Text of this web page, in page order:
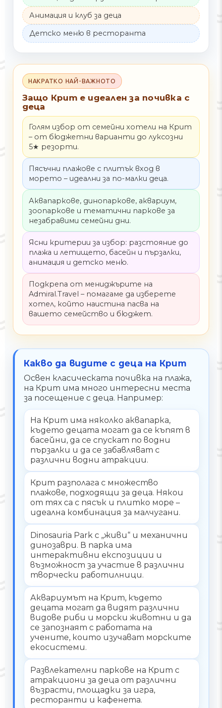
Анимация и клуб за деца
Детско меню в ресторанта
НАКРАТКО НАЙ-ВАЖНОТО
Защо Крит е идеален за почивка с
деца
Голям избор от семейни хотели на Крит
– от бюджетни варианти до луксозни
5★ резорти.
Пясъчни плажове с плитък вход в
морето – идеални за по-малки деца.
Аквапаркове, динопаркове, аквариум,
зоопаркове и тематични паркове за
незабравими семейни дни.
Ясни критерии за избор: разстояние до
плажа и летището, басейн и пързалки,
анимация и детско меню.
Подкрепа от мениджърите на
Admiral.Travel – помагаме да изберете
хотел, който наистина пасва на
вашето семейство и бюджет.
Какво да видите с деца на Крит
Освен класическата почивка на плажа,
на Крит има много интересни места
за посещение с деца. Например:
На Крит има няколко аквапарка,
където децата могат да се къпят в
басейни, да се спускат по водни
пързалки и да се забавляват с
различни водни атракции.
Крит разполага с множество
плажове, подходящи за деца. Някои
от тях са с пясък и плитко море –
идеална комбинация за малчугани.
Dinosauria Park с „живи“ и механични
динозаври. В парка има
интерактивни експозиции и
възможност за участие в различни
творчески работилници.
Аквариумът на Крит, където
децата могат да видят различни
видове риби и морски животни и да
се запознаят с работата на
учените, които изучават морските
екосистеми.
Развлекателни паркове на Крит с
атракциони за деца от различни
възрасти, площадки за игра,
ресторанти и кафенета.